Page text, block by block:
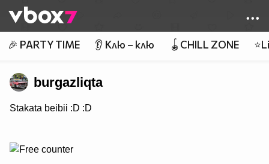
👾
🎉 PARTY TIME 👂 Клю – клю 🪀CHILL ZONE
burgazliqta
Stakata beibii :D :D